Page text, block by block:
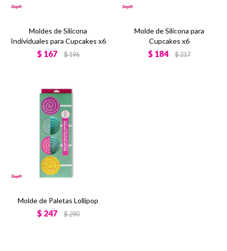
Moldes de Silicona
Individuales para Cupcakes x6
$ 167 $196
Molde de Silicona para
Cupcakes x6
$ 184 $217
Molde de Paletas Lollipop
$ 247 $290